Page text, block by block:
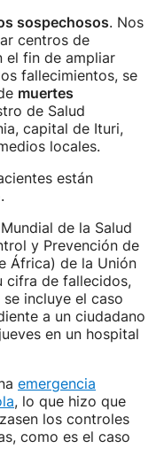
sospechosos. Nos
centros de
el fin de ampliar
fallecimientos, se
muertes
de Salud
capital de Ituri,
locales.
están
de la Salud
y Prevención de
África) de la Unión
cifra de fallecidos,
incluye el caso
a un ciudadano
en un hospital
emergencia
, lo que hizo que
los controles
como es el caso